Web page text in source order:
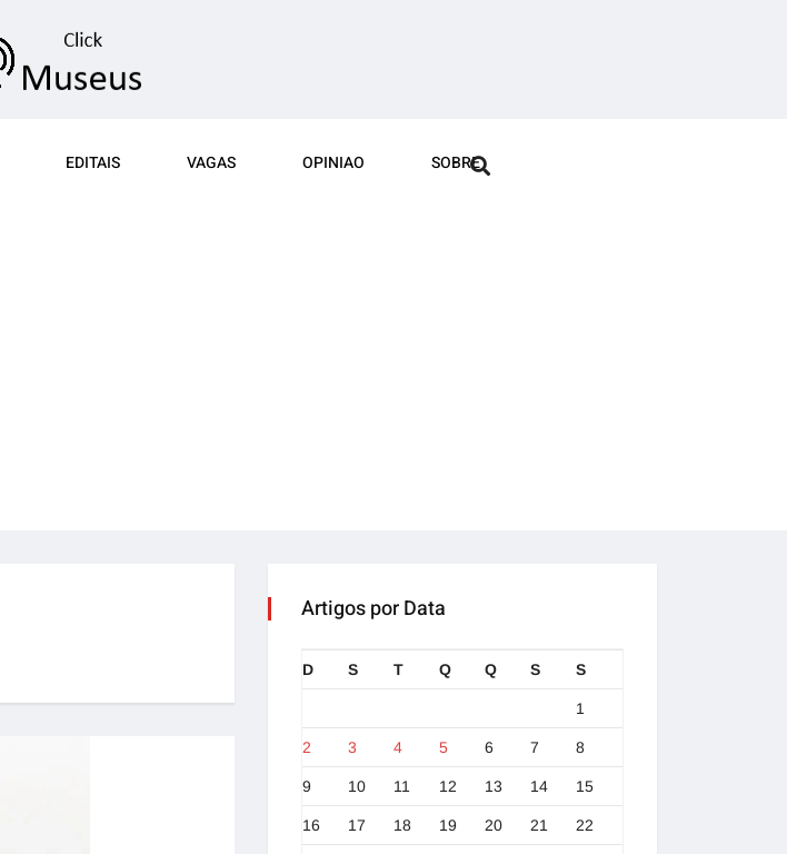
EDITAIS VAGAS OPINIAO SOBRE
Artigos por Data
D S T Q Q S S
1
2 3 4 5 6 7 8
9 10 11 12 13 14 15
16 17 18 19 20 21 22